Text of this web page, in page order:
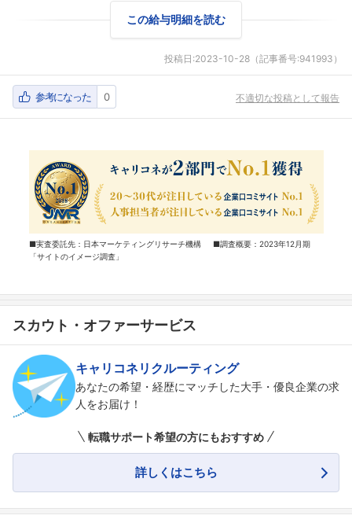
この給与明細を読む
投稿日:2023-10-28 （記事番号:941993）
参考になった 0 不適切な投稿として報告
■実査委託先：日本マーケティングリサーチ機構 ■調査概要：2023年12月期
「サイトのイメージ調査」
スカウト・オファーサービス
キャリコネリクルーティング
あなたの希望・経歴にマッチした大手・優良企業の求
人をお届け！
転職サポート希望の方にもおすすめ
詳しくはこちら